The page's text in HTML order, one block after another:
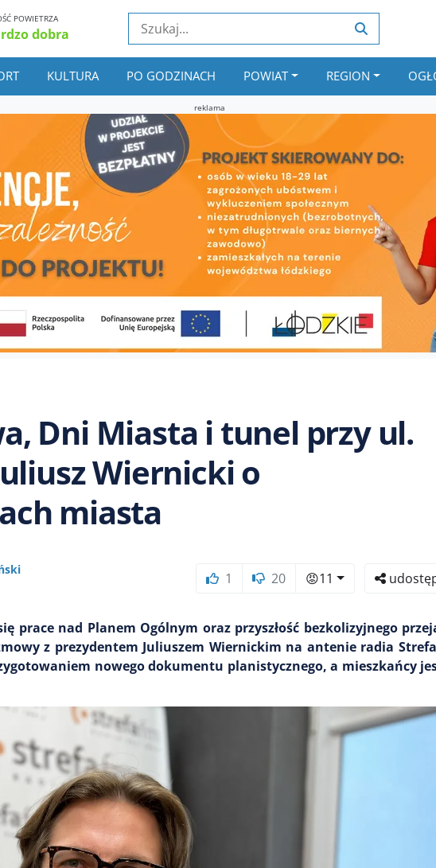
POWIETRZA
dobra
KULTURA PO GODZINACH POWIAT REGION
reklama
Dni Miasta i tunel przy ul.
Wiernicki o
miasta
1 20 😡11
prace nad Planem Ogólnym oraz przyszłość bezkolizyjnego
z prezydentem Juliuszem Wiernickim na antenie radia
nowego dokumentu planistycznego, a mieszkańcy